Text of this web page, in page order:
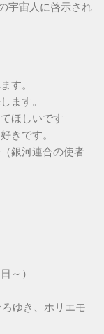
宇宙人に啓示され
す。
ます。
ほしいです
きです。
銀河連合の使者
～）
ゆき、ホリエモ